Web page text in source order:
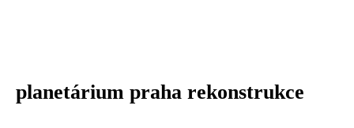
planetárium praha rekonstrukce